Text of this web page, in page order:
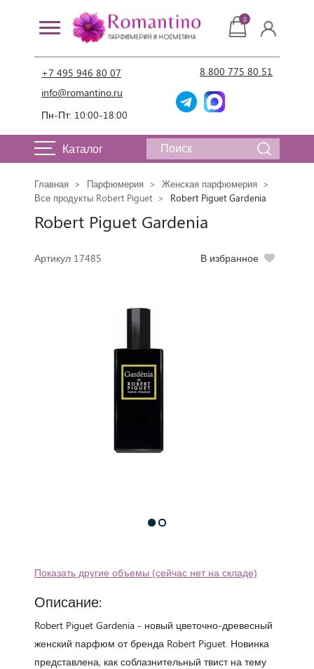
+7 495 946 80 07
info@romantino.ru
Пн-Пт: 10:00-18:00
8 800 775 80 51
0
Каталог
Главная Парфюмерия
Женская парфюмерия
Все продукты Robert Piguet
Robert Piguet Gardenia
Robert Piguet Gardenia
Артикул 17485 В избранное
Показать другие объемы (сейчас нет на складе)
Описание:
Robert Piguet Gardenia - новый цветочно-древесный
женский парфюм от бренда Robert Piguet. Новинка
представлена, как соблазнительный твист на тему